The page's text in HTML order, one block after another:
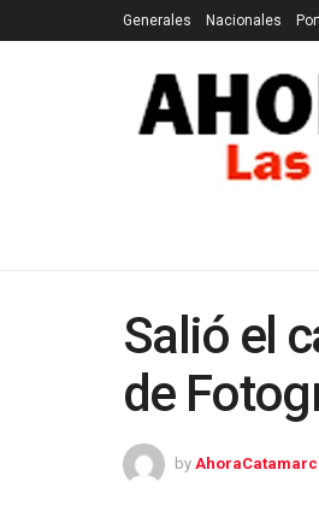
Generales Nacionales
Salió el
de
by